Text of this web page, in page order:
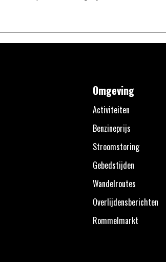
Omgeving
Activiteiten
Benzineprijs
Stroomstoring
Gebedstijden
Wandelroutes
Overlijdensberichten
Rommelmarkt